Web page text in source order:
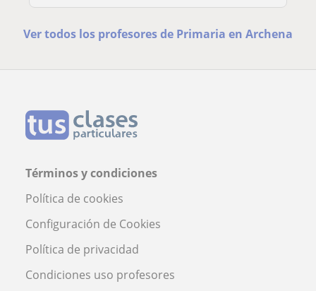
Ver todos los profesores de Primaria en Archena
Términos y condiciones
Política de cookies
Configuración de Cookies
Política de privacidad
Condiciones uso profesores